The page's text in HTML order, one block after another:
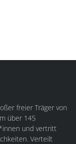
freier Träger von
über 145
und vertritt
Verteilt